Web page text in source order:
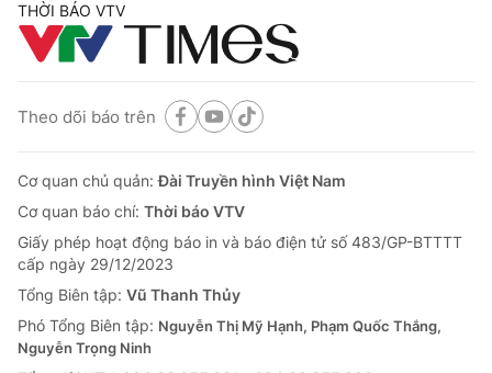
THỜI BÁO VTV
Theo dõi báo trên
Cơ quan chủ quản:Đài Truyền hình Việt Nam
Cơ quan báo chí: Thời báo VTV
Giấy phép hoạt động báo in và báo điện tử số 483/GP-BTTTT
cấp ngày 29/12/2023
Tổng Biên tập: Vũ Thanh Thủy
Phó Tổng Biên tập: Nguyễn Thị Mỹ Hạnh, Phạm Quốc Thắng,
Nguyễn Trọng Ninh